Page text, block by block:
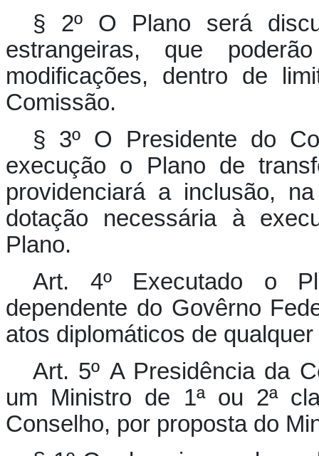
§ 2º O Plano será
estrangeiras, que
modificações, dentro de
Comissão.
§ 3º O Presidente do
execução o Plano de
providenciará a inclusão,
dotação necessária à
Plano.
Art. 4º Executado o
dependente do Govêrno
atos diplomáticos de
Art. 5º A Presidência da
um Ministro de 1ª ou 2ª
Conselho, por proposta do